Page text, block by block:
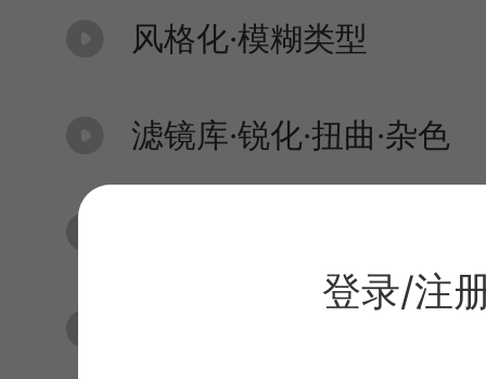
风格化·模糊类型
滤镜库·锐化·扭曲·杂色
登录/注